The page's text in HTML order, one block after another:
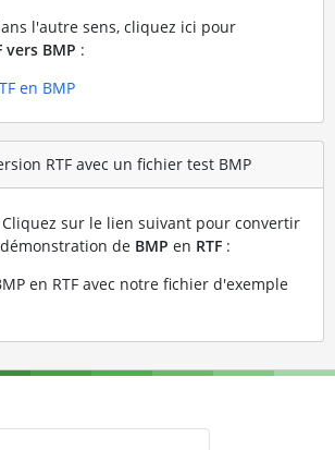
l'autre sens, cliquez ici pour
vers BMP :
en BMP
RTF avec un fichier test BMP
Cliquez sur le lien suivant pour convertir
de BMP en RTF:
en RTF avec notre fichier d'exemple